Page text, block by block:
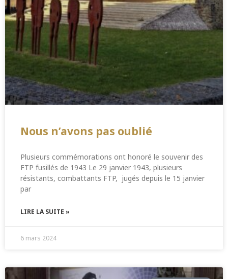
Nous n’avons pas oublié
Plusieurs commémorations ont honoré le souvenir des
FTP fusillés de 1943 Le 29 janvier 1943, plusieurs
résistants, combattants FTP, jugés depuis le 15 janvier
par
LIRE LA SUITE »
6 mars 2024